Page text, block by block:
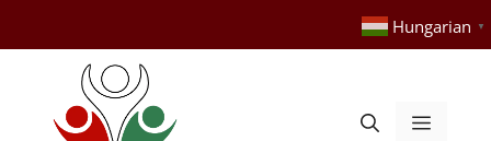
tartalomba
Hungarian ▼
Menü